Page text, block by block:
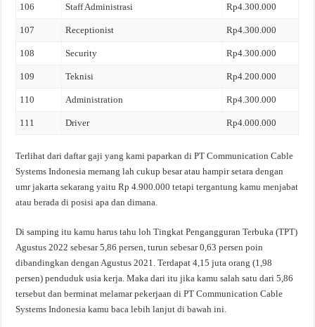
106 Staff Administrasi Rp4.300.000
107 Receptionist Rp4.300.000
108 Security Rp4.300.000
109 Teknisi Rp4.200.000
110 Administration Rp4.300.000
111 Driver Rp4.000.000
Terlihat dari daftar gaji yang kami paparkan di PT Communication Cable
Systems Indonesia memang lah cukup besar atau hampir setara dengan
umr jakarta sekarang yaitu Rp 4.900.000 tetapi tergantung kamu menjabat
atau berada di posisi apa dan dimana.
Di samping itu kamu harus tahu loh Tingkat Pengangguran Terbuka (TPT)
Agustus 2022 sebesar 5,86 persen, turun sebesar 0,63 persen poin
dibandingkan dengan Agustus 2021. Terdapat 4,15 juta orang (1,98
persen) penduduk usia kerja. Maka dari itu jika kamu salah satu dari 5,86
tersebut dan berminat melamar pekerjaan di PT Communication Cable
Systems Indonesia kamu baca lebih lanjut di bawah ini.